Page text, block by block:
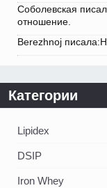
Соболевская
отношение.
Berezhnoj
Категории
Lipidex
DSIP
Iron Whey